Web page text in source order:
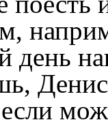
день